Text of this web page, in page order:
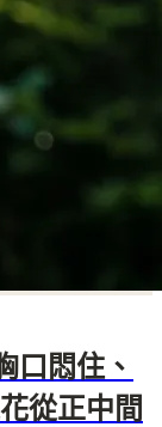
口悶住、
從正中間